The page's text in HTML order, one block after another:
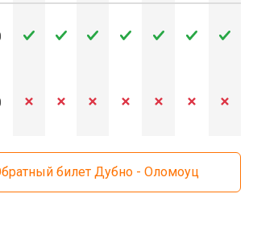
билет Дубно - Оломоуц